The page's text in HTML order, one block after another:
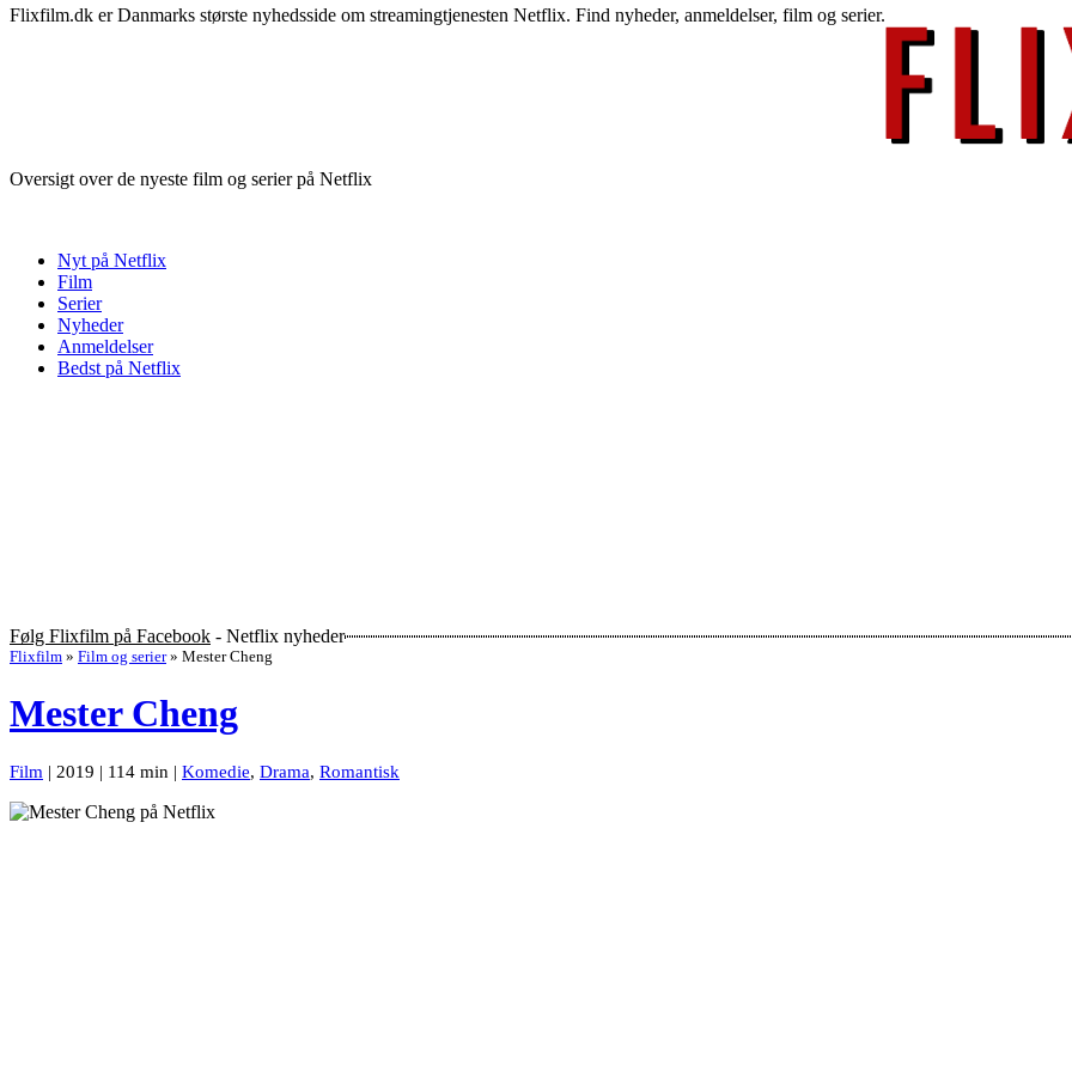
Flixfilm.dk er Danmarks største nyhedsside om streamingtjenesten Netflix. Find nyheder, anmeldelser, film og serier.
Oversigt over de nyeste film og serier på Netflix
Nyt på Netflix
Film
Serier
Nyheder
Anmeldelser
Bedst på Netflix
Følg Flixfilm på Facebook - Netflix nyheder
Flixfilm » Film og serier » Mester Cheng
Mester Cheng
Film | 2019 | 114 min | Komedie, Drama, Romantisk